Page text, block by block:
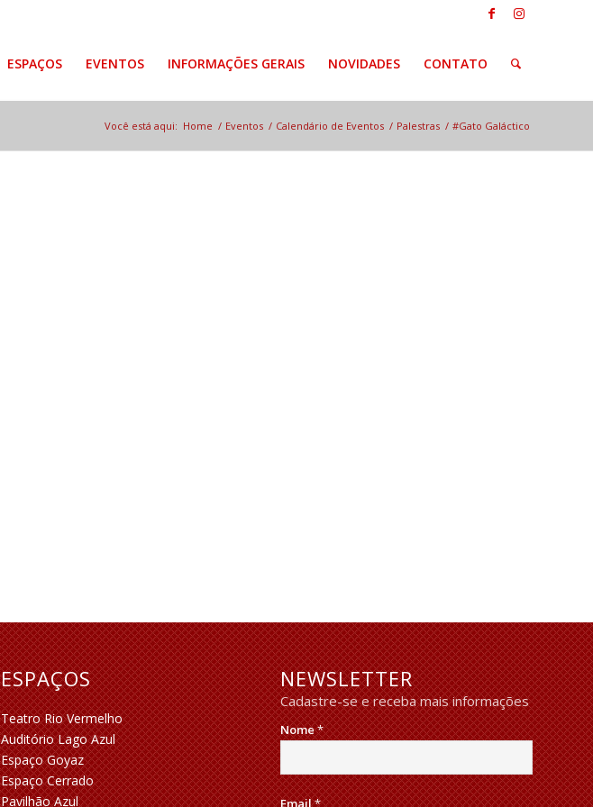
ESPAÇOS EVENTOS INFORMAÇÕES GERAIS NOVIDADES CONTATO
Você está aqui: Home / Eventos / Calendário de Eventos / Palestras / #Gato Galáctico
ESPAÇOS
Teatro Rio Vermelho
Auditório Lago Azul
Espaço Goyaz
Espaço Cerrado
Pavilhão Azul
NEWSLETTER
Cadastre-se e receba mais informações
Nome*
Email*